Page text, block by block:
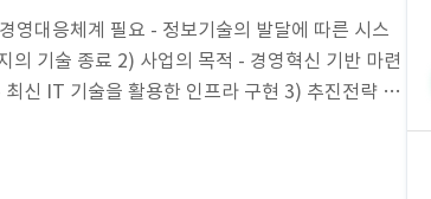
영대응체계 필요 - 정보기술의 발달에 따른 시스
의 기술 종료 2) 사업의 목적 - 경영혁신 기반 마련
신 IT 기술을 활용한 인프라 구현 3) 추진전략 -